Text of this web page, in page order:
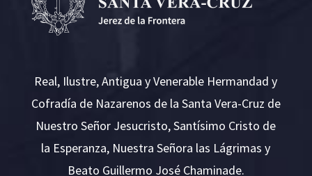
Real, Ilustre, Antigua y Venerable Hermandad y
Cofradía de Nazarenos de la Santa Vera-Cruz de
Nuestro Señor Jesucristo, Santísimo Cristo de
la Esperanza, Nuestra Señora las Lágrimas y
Beato Guillermo José Chaminade.